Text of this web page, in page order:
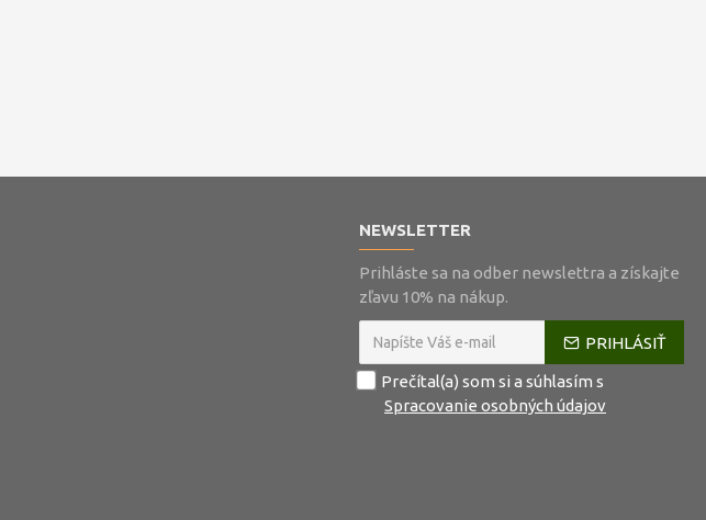
NEWSLETTER
Prihláste sa na odber newslettra a získajte
zľavu 10% na nákup.
PRIHLÁSIŤ
Prečítal(a) som si a súhlasím s
Spracovanie osobných údajov